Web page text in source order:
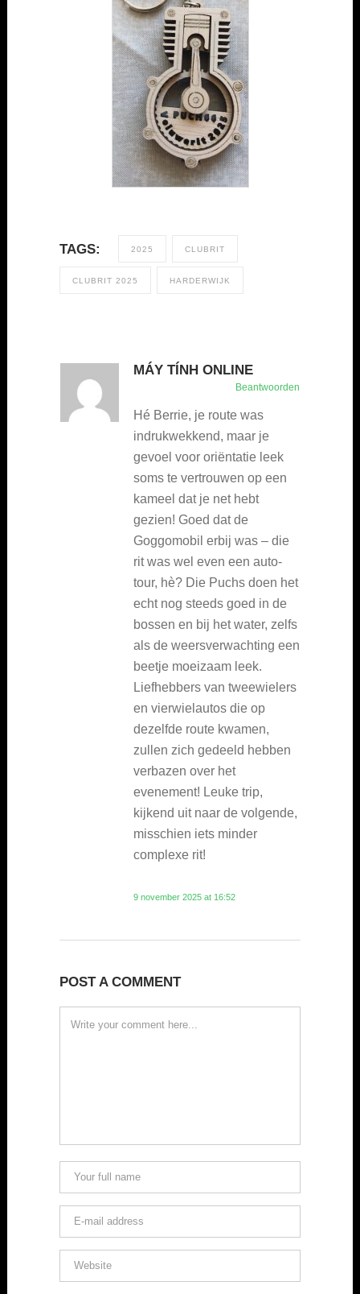
TAGS: 2025 CLUBRIT
CLUBRIT 2025 HARDERWIJK
MÁY TÍNH ONLINE
Beantwoorden
Hé Berrie, je route was
indrukwekkend, maar je
gevoel voor oriëntatie leek
soms te vertrouwen op een
kameel dat je net hebt
gezien! Goed dat de
Goggomobil erbij was – die
rit was wel even een auto-
tour, hè? Die Puchs doen het
echt nog steeds goed in de
bossen en bij het water, zelfs
als de weersverwachting een
beetje moeizaam leek.
Liefhebbers van tweewielers
en vierwielautos die op
dezelfde route kwamen,
zullen zich gedeeld hebben
verbazen over het
evenement! Leuke trip,
kijkend uit naar de volgende,
misschien iets minder
complexe rit!
9 november 2025 at 16:52
POST A COMMENT